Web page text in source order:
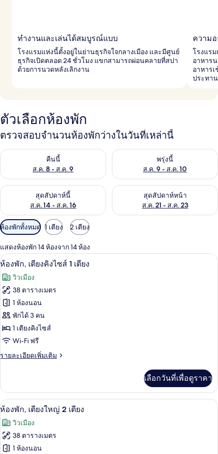
ทำงานและเล่นได้สมบูรณ์แบบ
โรงแรมแห่งนี้ตั้งอยู่ในย่านธุรกิจใจกลางเมือง และมีศูนย์
ธุรกิจเปิดตลอด 24 ชั่วโมง แขกสามารถผ่อนคลายที่สปา
ด้วยการนวดหลังเลิกงาน
ความ
โรงแร
อาหาร
อาหาร
ประทา
ตัวเลือกห้องพัก
ตรวจสอบจำนวนห้องพักว่างในวันที่เหล่านี้
คืนนี้
ส.ค. 8 - ส.ค. 9
ตรวจสอบจำนวนห้องพักว่างในคืนนี้ ส.ค. 8 - ส.ค. 9พรุ่งนี้
ส.ค. 9 - ส.ค. 10
ตรวจสอบจำนวนห้องพักว่างใน
สุดสัปดาห์นี้
ส.ค. 14 - ส.ค. 16
ตรวจสอบจำนวนห้องพักว่างในสุดสัปดาห์นี้ ส.ค. 14 - ส.ค. 16
สุดสัปดาห์หน้า
ส.ค. 21 - ส.ค. 23
ตรวจสอบจำนวนห้องพักว่างใน
ตัว
กรอง
ที่
มี
ให้
สำหรับ
ห้อง
พัก
ห้องพักทั้งหมด 1 เตียง 2 เตียง
แสดงห้องพัก 14 ห้องจาก 14 ห้อง
เปิด
ภาพถ่าย
ทั้งหมด
ของ
ห้อง
พัก,
เตียง
คิง
1
เตียง
เครื่องนอนระดับพรีเมียม, ผ้านวมขนเ
4
ห้องพัก, เตียงคิงไซส์ 1 เตียง
วิวเมือง
38 ตารางเมตร
1 ห้องนอน
พักได้ 3 คน
1 เตียงคิงไซส์
Wi-Fi ฟรี
รายละเอียดเพิ่มเติม
ราย
เกี่ยว
กับ
ห้อง
เตียง
คิง
ไซส์
เลือกวันที่เพื่อดูราคา
เปิด
ภาพถ่าย
ทั้งหมด
ของ
ห้องพัก, เตียงใหญ่ 2 เตียง | วิวจากห้อง
7
ห้องพัก, เตียงใหญ่ 2 เตียง
วิวเมือง
38 ตารางเมตร
1 ห้องนอน